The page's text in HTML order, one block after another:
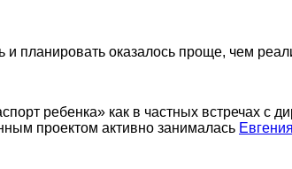
и планировать оказалось проще, чем
ребенка» как в частных встречах с
проектом активно занималась